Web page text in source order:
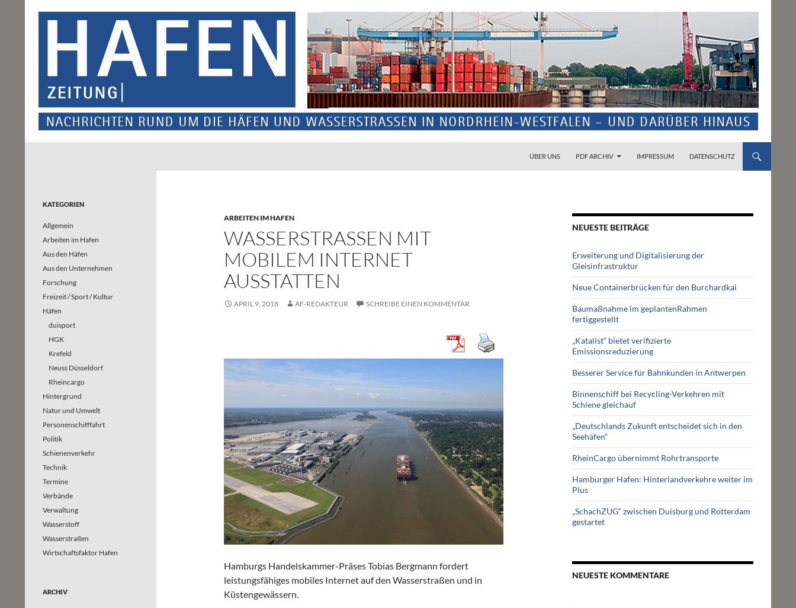
ÜBER UNS
PDF ARCHIV IMPRESSUM DATENSCHUTZ
ARBEITEN IM HAFEN
WASSERSTRASSEN MIT M
OBILEM INTERNET A
USSTATTEN
APRIL 9, 2018 AF-REDAKTEUR SCHREIBE EINEN KOMMENTAR
Hamburgs Handelskammer-Präses Tobias Bergmann fordert
leistungsfähiges mobiles Internet auf den Wasserstraßen und in
Küstengewässern.
NEUESTE BEITRÄGE
Erweiterung und Digitalisierung der
Gleisinfrastruktur
Neue Containerbrücken für den Burchardkai
Baumaßnahme im geplantenRahmen
fertiggestellt
„Katalist“ bietet verifizierte
Emissionsreduzierung
Besserer Service für Bahnkunden in Antwerpen
Binnenschiff bei Recycling-Verkehren mit
Schiene gleichauf
„Deutschlands Zukunft entscheidet sich in den
Seehäfen“
RheinCargo übernimmt Rohrtransporte
Hamburger Hafen: Hinterlandverkehre weiter im
Plus
„SchachZUG“ zwischen Duisburg und Rotterdam
gestartet
NEUESTE KOMMENTARE
KATEGORIEN
Allgemein
Arbeiten im Hafen
Aus den Häfen
Aus den Unternehmen
Forschung
Freizeit / Sport / Kultur
Häfen
duisport
HGK
Krefeld
Neuss Düsseldorf
Rheincargo
Hintergrund
Natur und Umwelt
Personenschifffahrt
Politik
Schienenverkehr
Technik
Termine
Verbände
Verwaltung
Wasserstoff
Wasserstraßen
Wirtschaftsfaktor Hafen
ARCHIV